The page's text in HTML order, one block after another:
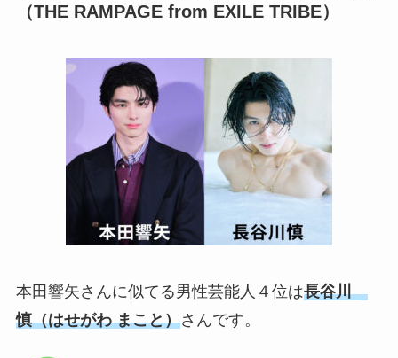
（THE RAMPAGE from EXILE TRIBE）
本田響矢さんに似てる男性芸能人４ 位は長谷川
慎（はせがわ まこと）さんです。